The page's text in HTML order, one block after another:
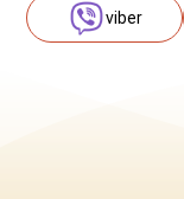
viber